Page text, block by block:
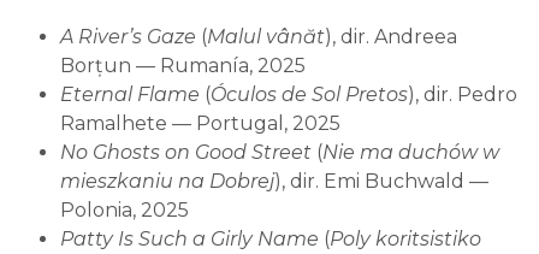
A River’s Gaze (Malul vânăt), dir. Andreea
Borțun — Rumanía, 2025
Eternal Flame (Óculos de Sol Pretos), dir. Pedro
Ramalhete — Portugal, 2025
No Ghosts on Good Street (Nie ma duchów w
mieszkaniu na Dobrej), dir. Emi Buchwald —
Polonia, 2025
Patty Is Such a Girly Name (Poly koritsistiko